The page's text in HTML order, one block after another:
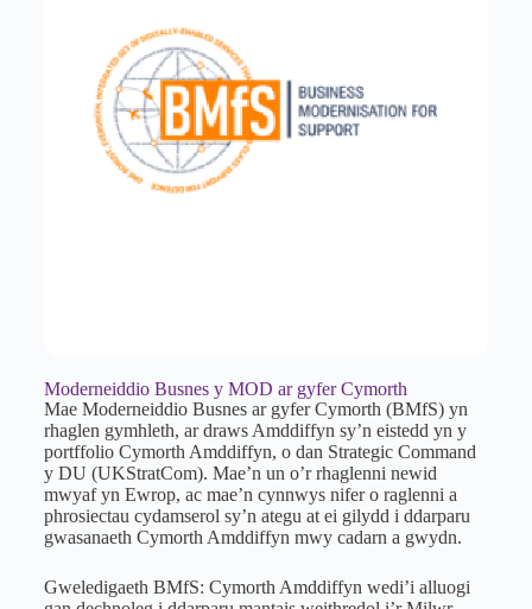
Moderneiddio Busnes y MOD ar gyfer Cymorth
Mae Moderneiddio Busnes ar gyfer Cymorth (BMfS) yn
rhaglen gymhleth, ar draws Amddiffyn sy’n eistedd yn y
portffolio Cymorth Amddiffyn, o dan Strategic Command
y DU (UKStratCom). Mae’n un o’r rhaglenni newid
mwyaf yn Ewrop, ac mae’n cynnwys nifer o raglenni a
phrosiectau cydamserol sy’n ategu at ei gilydd i ddarparu
gwasanaeth Cymorth Amddiffyn mwy cadarn a gwydn.
Gweledigaeth BMfS: Cymorth Amddiffyn wedi’i alluogi